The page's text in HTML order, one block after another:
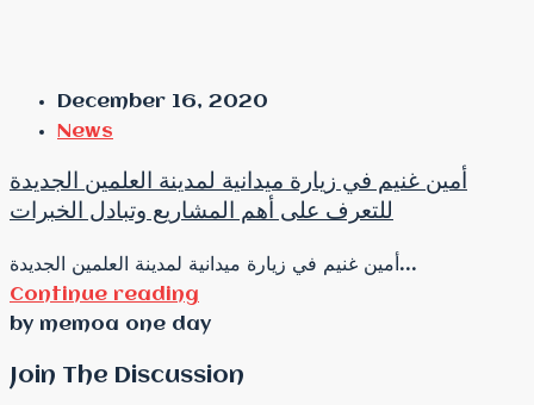
December 16, 2020
News
أمين غنيم في زيارة ميدانية لمدينة العلمين الجديدة
للتعرف على أهم المشاريع وتبادل الخبرات
أمين غنيم في زيارة ميدانية لمدينة العلمين الجديدة...
Continue reading
by memoa one day
Join The Discussion